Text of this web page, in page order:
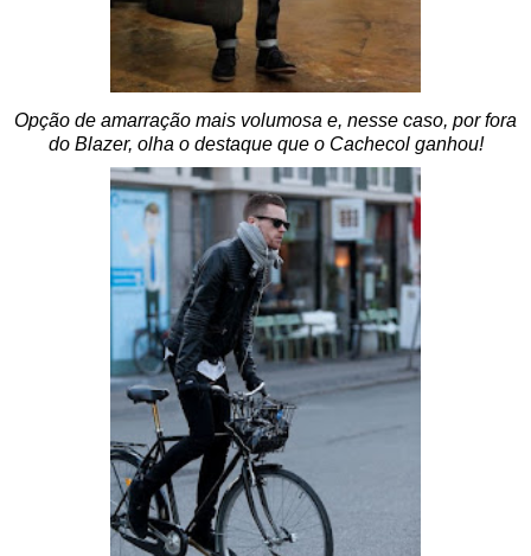
Opção de amarração mais volumosa e, nesse caso, por fora
do Blazer, olha o destaque que o Cachecol ganhou!